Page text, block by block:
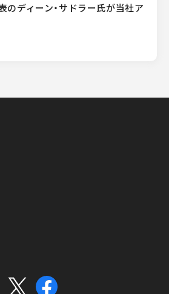
ディーン・サドラー氏が当社ア